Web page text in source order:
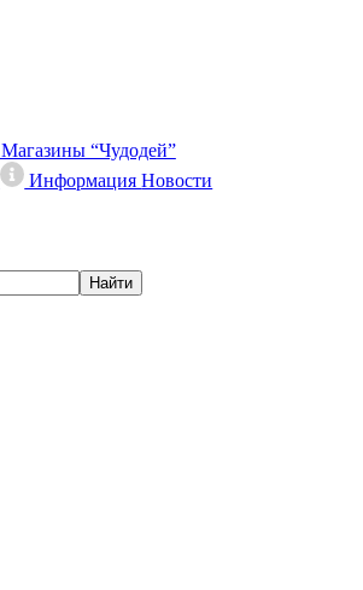
Магазины “Чудодей”
ИнформацияНовости
Найти